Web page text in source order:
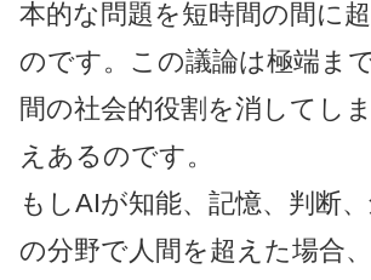
本的な問題を短時間の間に
のです。この議論は極端ま
間の社会的役割を消してし
えあるのです。
もしAIが知能、記憶、判断
の分野で人間を超えた場合